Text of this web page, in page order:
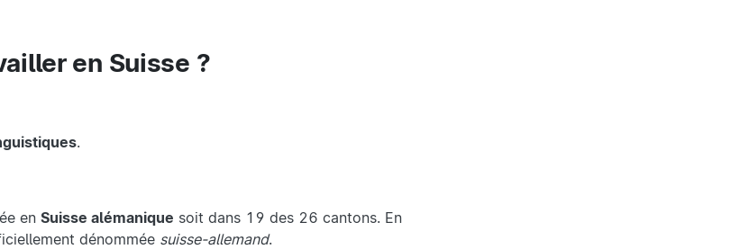
en Suisse ?
.
en Suisse alémanique soit dans 19 des 26 cantons. En
dénommée suisse-allemand.